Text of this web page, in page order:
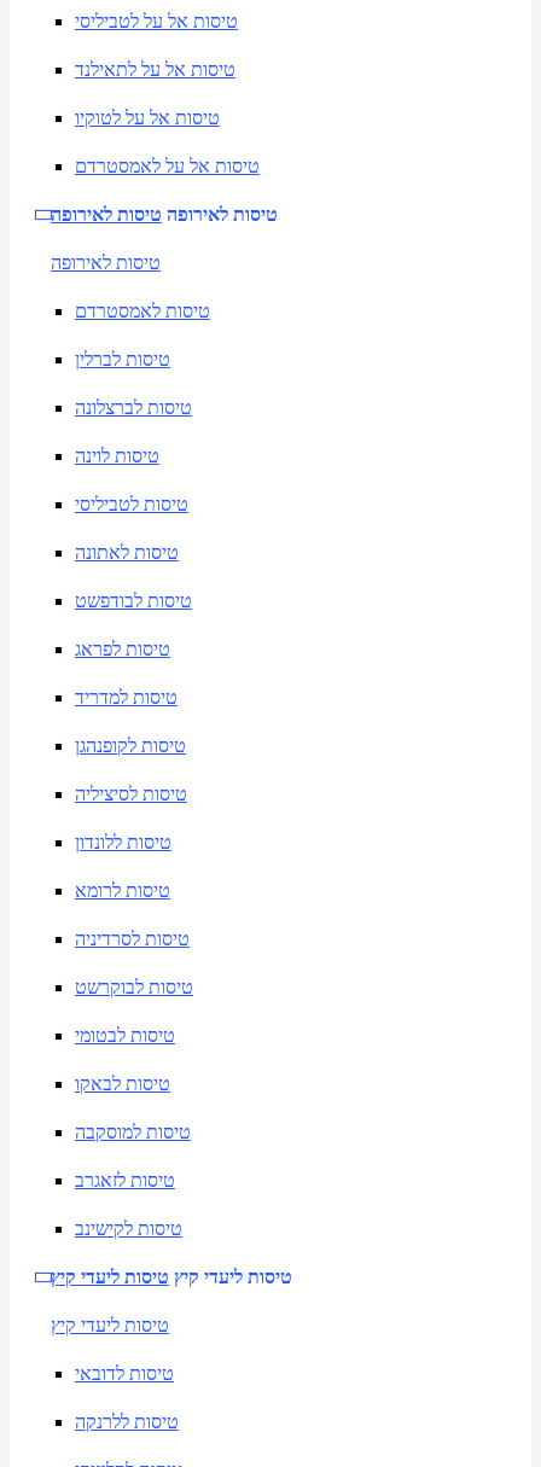
טיסות אל על לטביליסי
טיסות אל על לתאילנד
טיסות אל על לטוקיו
טיסות אל על לאמסטרדם
טיסות לאירופה טיסות לאירופה
טיסות לאירופה
טיסות לאמסטרדם
טיסות לברלין
טיסות לברצלונה
טיסות לוינה
טיסות לטביליסי
טיסות לאתונה
טיסות לבודפשט
טיסות לפראג
טיסות למדריד
טיסות לקופנהגן
טיסות לסיציליה
טיסות ללונדון
טיסות לרומא
טיסות לסרדיניה
טיסות לבוקרשט
טיסות לבטומי
טיסות לבאקו
טיסות למוסקבה
טיסות לזאגרב
טיסות לקישינב
טיסות ליעדי קיץ טיסות ליעדי קיץ
טיסות ליעדי קיץ
טיסות לדובאי
טיסות ללרנקה